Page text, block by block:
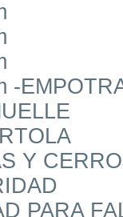
-
Y
PARA